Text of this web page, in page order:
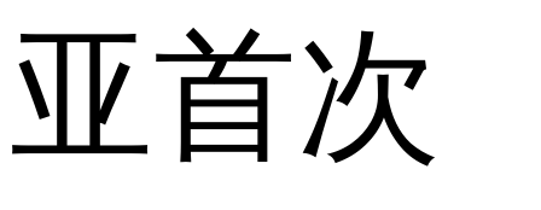
亚首次